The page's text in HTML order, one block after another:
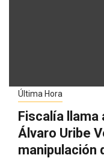
Última Hora
Fiscalía llama
Álvaro Uribe
manipulación